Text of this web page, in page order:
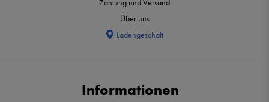
Über uns
Ladengeschäft
Informationen